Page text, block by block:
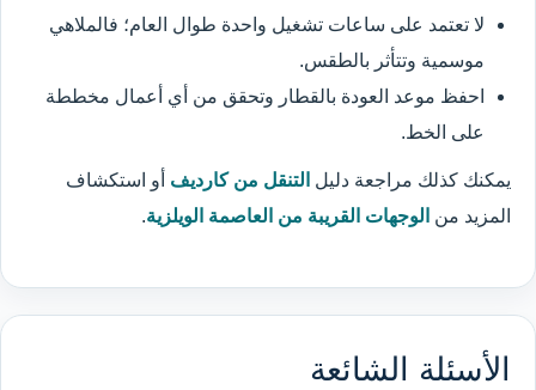
لا تعتمد على ساعات تشغيل واحدة طوال العام؛ فالملاهي
موسمية وتتأثر بالطقس.
احفظ موعد العودة بالقطار وتحقق من أي أعمال مخططة
على الخط.
يمكنك كذلك مراجعة دليل التنقل من كارديف أو استكشاف
المزيد من الوجهات القريبة من العاصمة الويلزية.
الأسئلة الشائعة